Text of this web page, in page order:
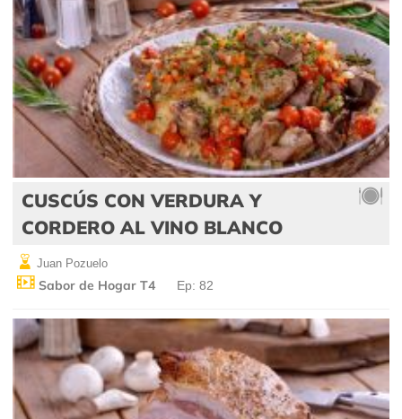
CUSCÚS CON VERDURA Y
CORDERO AL VINO BLANCO
Juan Pozuelo
Sabor de Hogar T4 Ep: 82